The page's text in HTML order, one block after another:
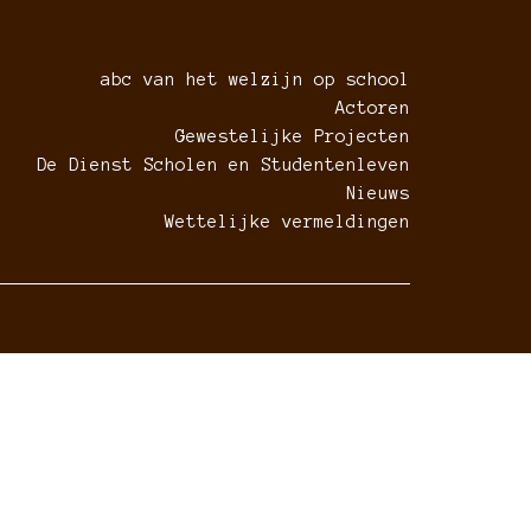
abc van het welzijn op school
Actoren
Gewestelijke Projecten
De Dienst Scholen en Studentenleven
Nieuws
Wettelijke vermeldingen